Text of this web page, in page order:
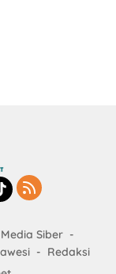
Siber
Redaksi